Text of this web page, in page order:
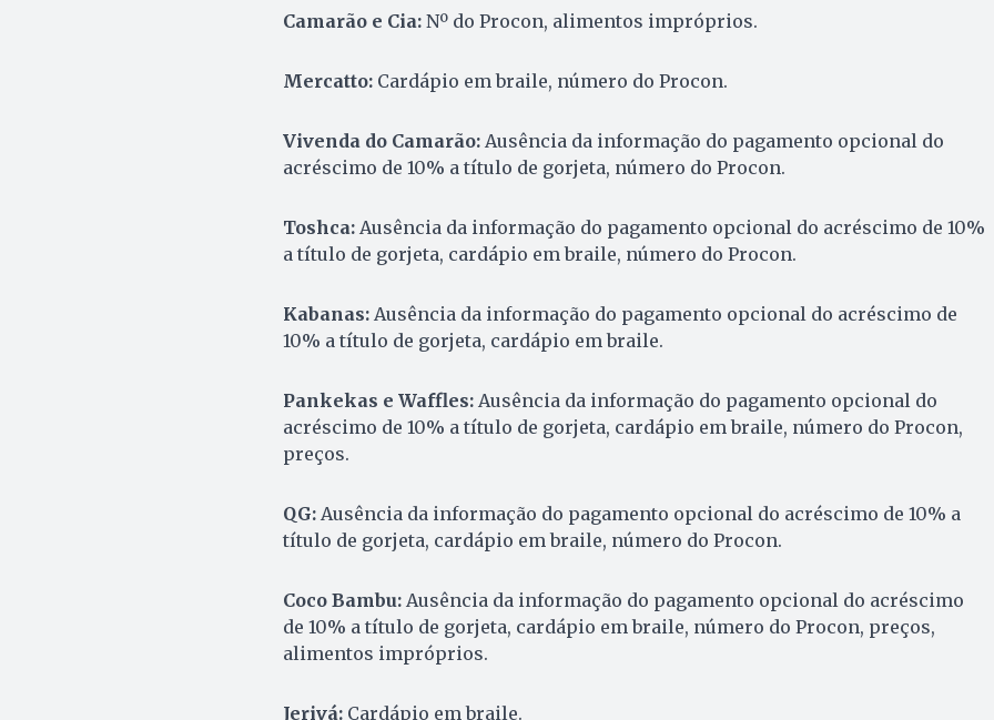
Camarão e Cia: Nº do Procon, alimentos impróprios.
Mercatto:Cardápio em braile, número do Procon.
Vivenda do Camarão:Ausência da informação do pagamento opcional do
acréscimo de 10% a título de gorjeta, número do Procon.
Toshca:Ausência da informação do pagamento opcional do acréscimo de 10%
a título de gorjeta, cardápio em braile, número do Procon.
Kabanas:Ausência da informação do pagamento opcional do acréscimo de
10% a título de gorjeta, cardápio em braile.
Pankekas e Waffles:Ausência da informação do pagamento opcional do
acréscimo de 10% a título de gorjeta, cardápio em braile, número do Procon,
preços.
QG:Ausência da informação do pagamento opcional do acréscimo de 10% a
título de gorjeta, cardápio em braile, número do Procon.
Coco Bambu:Ausência da informação do pagamento opcional do acréscimo
de 10% a título de gorjeta, cardápio em braile, número do Procon, preços,
alimentos impróprios.
Jerivá:Cardápio em braile.